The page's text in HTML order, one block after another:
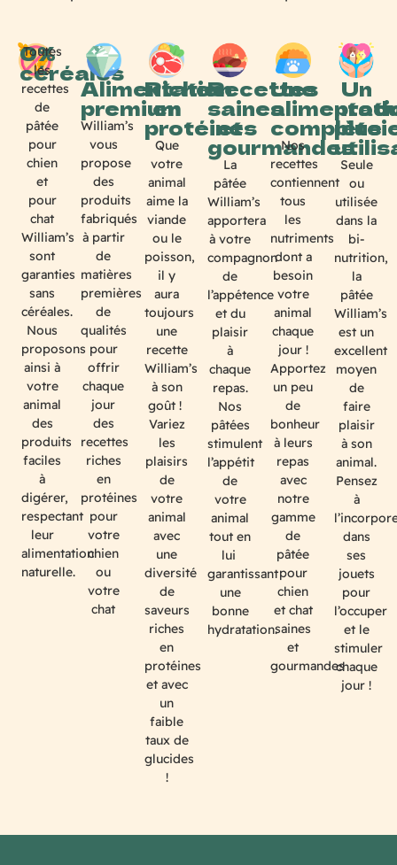
0%
céréales
Toutes
les
recettes
de
pâtée
pour
chien
et
pour
chat
William’s
sont
garanties
sans
céréales.
Nous
proposons
ainsi à
votre
animal
des
produits
faciles
à
digérer,
respectant
leur
alimentation
naturelle.
Alimentation
premium
William’s
vous
propose
des
produits
fabriqués
à partir
de
matières
premières
de
qualités
pour
offrir
chaque
jour
des
recettes
riches
en
protéines
pour
votre
chien
ou
votre
chat
Riches
en
protéines
Que
votre
animal
aime la
viande
ou le
poisson,
il y
aura
toujours
une
recette
William’s
à son
goût !
Variez
les
plaisirs
de
votre
animal
avec
une
diversité
de
saveurs
riches
en
protéines
et avec
un
faible
taux de
glucides
!
Recettes
saines
et
gourmandes
La
pâtée
William’s
apportera
à votre
compagnon
de
l’appétence
et du
plaisir
à
chaque
repas.
Nos
pâtées
stimulent
l’appétit
de
votre
animal
tout en
lui
garantissant
une
bonne
hydratation.
Une
complète
Nos
recettes
contiennent
tous
les
nutriments
dont a
besoin
votre
animal
chaque
jour !
Apportez
un peu
de
bonheur
à leurs
repas
avec
notre
gamme
de
pâtée
pour
chien
et chat
saines
et
gourmandes
Un
Seule
ou
utilisée
dans la
bi-
nutrition,
la
pâtée
William’s
est un
excellent
moyen
de
faire
plaisir
à son
animal.
Pensez
à
dans
ses
jouets
pour
l’occuper
et le
stimuler
chaque
jour !